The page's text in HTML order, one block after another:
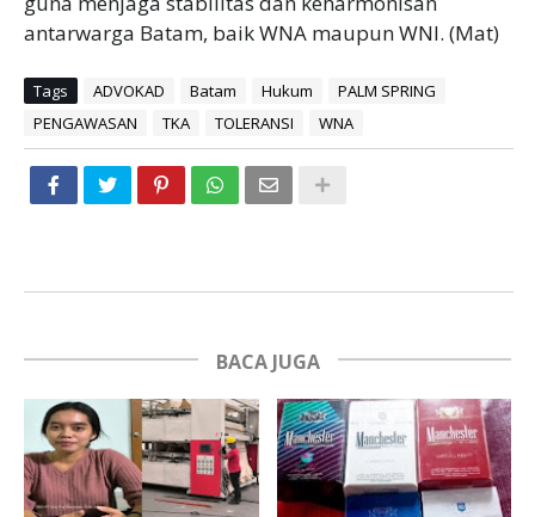
antarwarga Batam, baik WNA maupun WNI. (Mat)
Tags ADVOKAD Batam Hukum
PALM SPRING
PENGAWASAN
TKA TOLERANSI WNA
BACA JUGA